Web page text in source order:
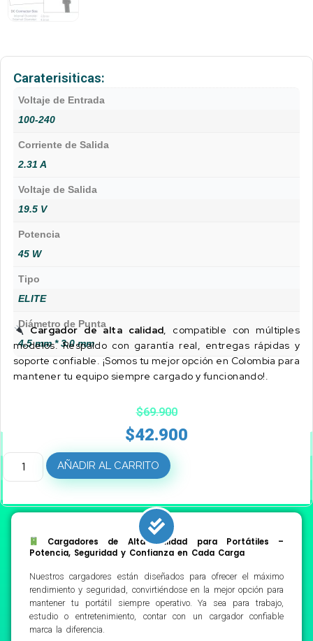
Caraterisiticas:
Voltaje de Entrada
100-240
Corriente de Salida
2.31 A
Voltaje de Salida
19.5 V
Potencia
45 W
Tipo
ELITE
Diámetro de Punta
4.5 mm * 3.0 mm
Cargador de alta calidad, compatible con múltiples
modelos. Respaldo con garantía real, entregas rápidas y
soporte confiable. ¡Somos tu mejor opción en Colombia para
mantener tu equipo siempre cargado y funcionando!.
$69.900
$42.900
AÑADIR AL CARRITO
Cargadores de Alta Calidad para Portátiles –
Potencia, Seguridad y Confianza en Cada Carga
Nuestros cargadores están diseñados para ofrecer el máximo
rendimiento y seguridad, convirtiéndose en la mejor opción para
mantener tu portátil siempre operativo. Ya sea para trabajo,
estudio o entretenimiento, contar con un cargador confiable
marca la diferencia.